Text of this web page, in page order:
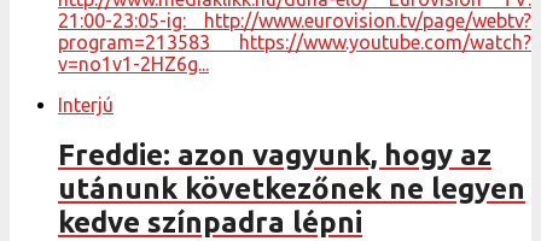
21:00-23:05-ig: http://www.eurovision.tv/page/webtv?
program=213583 https://www.youtube.com/watch?
v=no1v1-2HZ6g...
Interjú
Freddie: azon vagyunk, hogy az
utánunk következőnek ne legyen
kedve színpadra lépni